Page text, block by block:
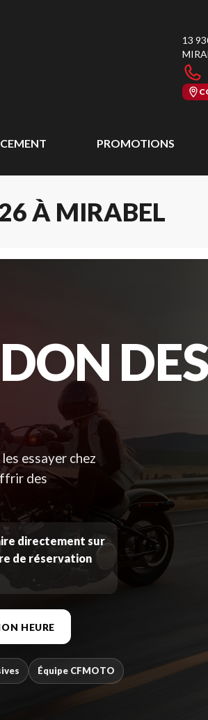
13
PROMOTIONS
À MIRABEL
essayer chez
des
directement sur
de réservation
HEURE
Équipe CFMOTO